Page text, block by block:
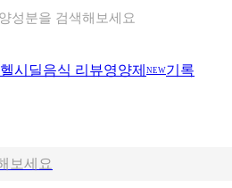
리뷰를 찾아보세요
헬시딜음식 리뷰영양제 NEW기록
세요